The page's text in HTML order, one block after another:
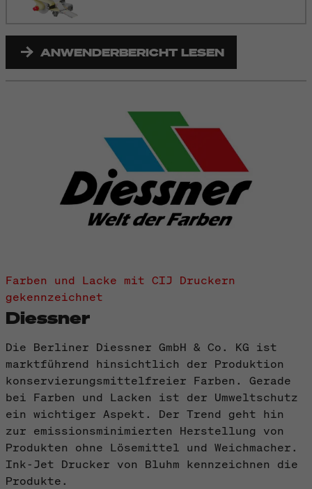
ANWENDERBERICHT LESEN
Farben und Lacke mit CIJ Druckern
gekennzeichnet
Diessner
Die Berliner Diessner GmbH & Co. KG ist
marktführend hinsichtlich der Produktion
konservierungsmittelfreier Farben. Gerade
bei Farben und Lacken ist der Umweltschutz
ein wichtiger Aspekt. Der Trend geht hin
zur emissionsminimierten Herstellung von
Produkten ohne Lösemittel und Weichmacher.
Ink-Jet Drucker von Bluhm kennzeichnen die
Produkte.